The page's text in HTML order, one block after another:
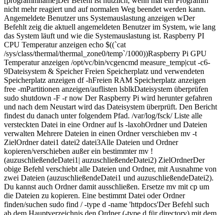
nicht mehr reagiert und auf normalen Weg beendet werden kann.
Angemeldete Benutzer uns Systemauslastung anzeigen wDer
Befehlt zeig die aktuell angemeldeten Benutzer im System, wie lang
das System läuft und wie die Systemauslastung ist. Raspberry PI
CPU Temperatur anzeigen echo $((`cat
/sys/class/thermal/thermal_zone0/temp`/1000))Raspberry Pi GPU
Temperatur anzeigen /opt/vc/bin/vcgencmd measure_temp|cut -c6-
9Dateisystem & Speicher Freien Speicherplatz und verwendeten
Speicherplatz anzeigen df -hFreien RAM Speicherplatz anzeigen
free -mPartitionen anzeigen/auflisten lsblkDateisystem überprüfen
sudo shutdown -F -r now Der Raspberry Pi wird herunter gefahren
und nach dem Neustart wird das Dateisystem überprüft. Den Bericht
findest du danach unter folgendem Pfad. /var/log/fsck/ Liste alle
versteckten Datei in eine Ordner auf ls -laxohOrdner und Dateien
verwalten Mehrere Dateien in einen Ordner verschieben mv -t
ZielOrdner datei1 datei2 datei3Alle Dateien und Ordner
kopieren/verschieben außer ein bestimmter mv !
(auzuschließendeDatei1| auzuschließendeDatei2) ZielOrdnerDer
obige Befehl verschiebt alle Dateien und Ordner, mit Ausnahme von
zwei Dateien (auzuschließendeDatei1 und auzuschließendeDatei2).
Du kannst auch Ordner damit ausschließen. Ersetze mv mit cp um
die Dateien zu kopieren. Eine bestimmt Datei oder Ordner
finden/suchen sudo find / -type d -name 'httpdocs'Der Befehl such
ab dem Hauptverzeichnis den Ordner (-type d für directory) mit dem